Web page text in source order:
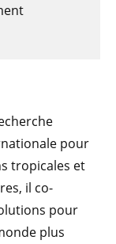
pour
tropicales et
il co-
pour
plus